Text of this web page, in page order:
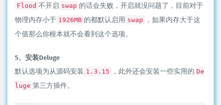
Flood 不开启 swap 的话会失败，开启就没问题了，目前对于
物理内存小于 1926MB 的都默认启用 swap
，如果内存大于这
个值那么你根本就不会看到这个选项。
5、安装Deluge
默认选项为从源码安装 1.3.15 ，此外还会安装一些实用的 De
luge 第三方插件。